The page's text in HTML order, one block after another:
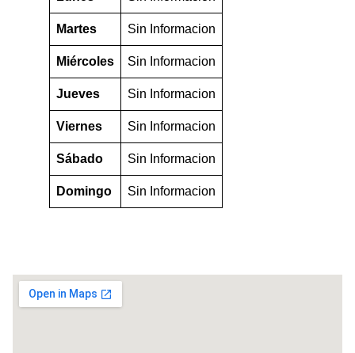
Martes Sin Informacion
Miércoles Sin Informacion
Jueves Sin Informacion
Viernes Sin Informacion
Sábado Sin Informacion
Domingo Sin Informacion